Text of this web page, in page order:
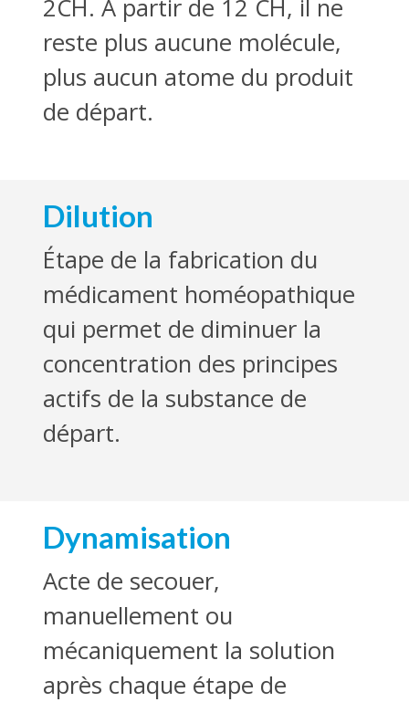
2CH. À partir de 12 CH, il ne
reste plus aucune molécule,
plus aucun atome du produit
de départ.
Dilution
Étape de la fabrication du
médicament homéopathique
qui permet de diminuer la
concentration des principes
actifs de la substance de
départ.
Dynamisation
Acte de secouer,
manuellement ou
mécaniquement la solution
après chaque étape de